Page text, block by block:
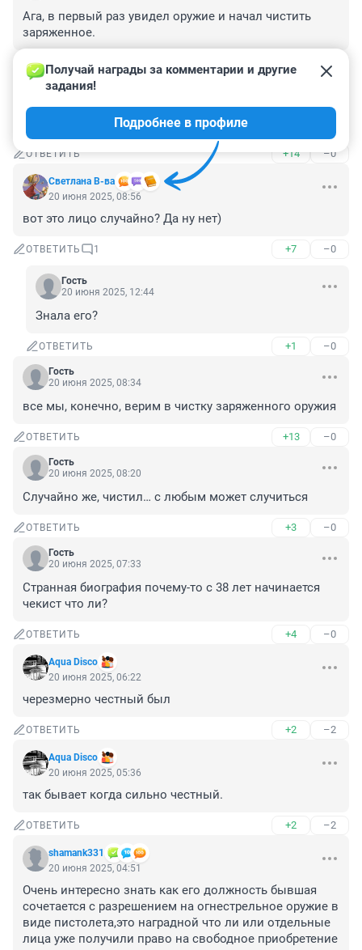
Ага, в первый раз увидел оружие и начал чистить
заряженное.
ОТВЕТИТЬ –0
Гость
а пистолет всегда заряженным чистят?
ОТВЕТИТЬ +14 –0
Светлана В-ва
Получай награды за комментарии и другие
задания!
Подробнее в профиле
20 июня 2025, 08:56
вот это лицо случайно? Да ну нет)
ОТВЕТИТЬ 1 +7 –0
Гость
20 июня 2025, 12:44
Знала его?
ОТВЕТИТЬ +1 –0
Гость
20 июня 2025, 08:34
все мы, конечно, верим в чистку заряженного оружия
ОТВЕТИТЬ +13 –0
Гость
20 июня 2025, 08:20
Случайно же, чистил… с любым может случиться
ОТВЕТИТЬ +3 –0
Гость
20 июня 2025, 07:33
Странная биография почему-то с 38 лет начинается
чекист что ли?
ОТВЕТИТЬ +4 –0
Aqua Disco
20 июня 2025, 06:22
черезмерно честный был
ОТВЕТИТЬ +2 –2
Aqua Disco
20 июня 2025, 05:36
так бывает когда сильно честный.
ОТВЕТИТЬ +2 –2
shamank331
20 июня 2025, 04:51
Очень интересно знать как его должность бывшая
сочетается с разрешением на огнестрельное оружие в
виде пистолета,это наградной что ли или отдельные
лица уже получили право на свободное приобретение